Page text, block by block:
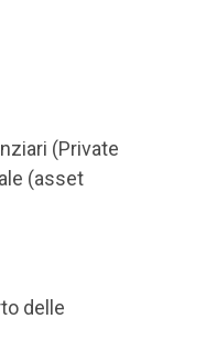
(Private
(asset
delle